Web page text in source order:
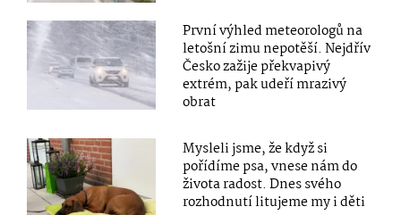
První výhled meteorologů na
letošní zimu nepotěší. Nejdřív
Česko zažije překvapivý
extrém, pak udeří mrazivý
obrat
Mysleli jsme, že když si
pořídíme psa, vnese nám do
života radost. Dnes svého
rozhodnutí litujeme my i děti